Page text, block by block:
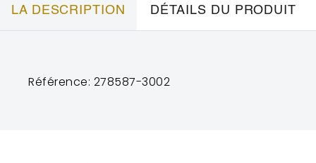
LA DESCRIPTION DÉTAILS DU PRODUIT
Référence: 278587-3002